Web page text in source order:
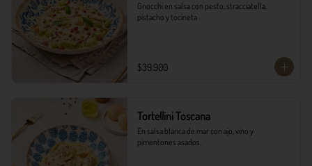
Gnocchi en salsa con pesto, stracciatella,
pistacho y tocineta
$39.900
Tortellini Toscana
En salsa blanca de mar con ajo, vino y
pimentones asados.